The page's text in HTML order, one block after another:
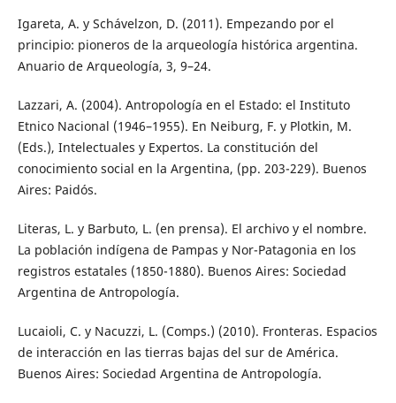
Igareta, A. y Schávelzon, D. (2011). Empezando por el
principio: pioneros de la arqueología histórica argentina.
Anuario de Arqueología, 3, 9–24.
Lazzari, A. (2004). Antropología en el Estado: el Instituto
Etnico Nacional (1946–1955). En Neiburg, F. y Plotkin, M.
(Eds.), Intelectuales y Expertos. La constitución del
conocimiento social en la Argentina, (pp. 203-229). Buenos
Aires: Paidós.
Literas, L. y Barbuto, L. (en prensa). El archivo y el nombre.
La población indígena de Pampas y Nor-Patagonia en los
registros estatales (1850-1880). Buenos Aires: Sociedad
Argentina de Antropología.
Lucaioli, C. y Nacuzzi, L. (Comps.) (2010). Fronteras. Espacios
de interacción en las tierras bajas del sur de América.
Buenos Aires: Sociedad Argentina de Antropología.